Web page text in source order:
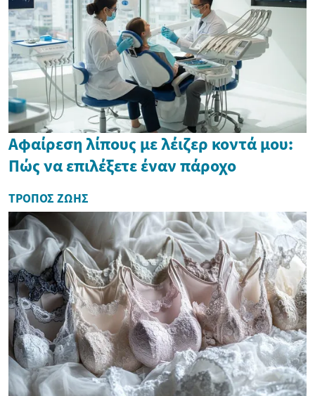
Αφαίρεση λίπους με λέιζερ κοντά μου:
Πώς να επιλέξετε έναν πάροχο
ΤΡΌΠΟΣ ΖΩΉΣ